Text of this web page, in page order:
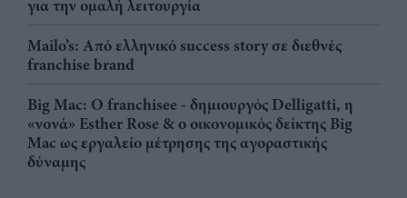
για την ομαλή λειτουργία
Mailo’s: Από ελληνικό success story σε διεθνές
franchise brand
Big Mac: Ο franchisee - δημιουργός Delligatti, η
«νονά» Esther Rose & ο οικονομικός δείκτης Big
Mac ως εργαλείο μέτρησης της αγοραστικής
δύναμης